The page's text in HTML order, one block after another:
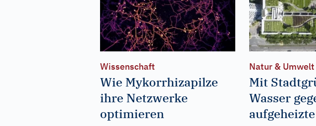
Wissenschaft
Wie Mykorrhizapilze
ihre Netzwerke
optimieren
Natur & Umwelt
Mit
Wasser